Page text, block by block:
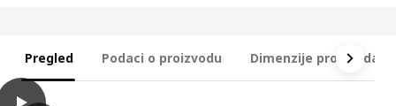
Pregled Podaci o proizvodu Dimenzije proizvoda